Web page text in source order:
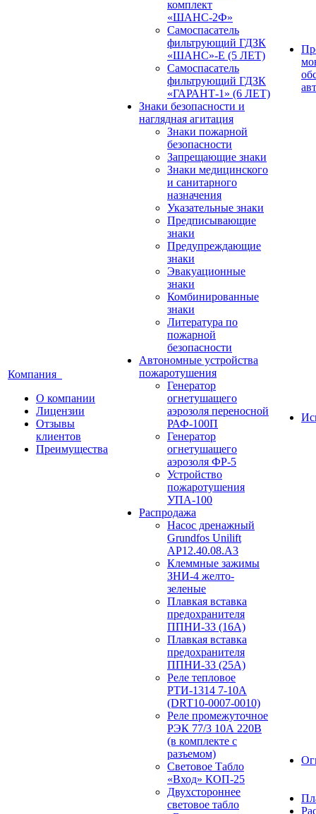
Компания
О компании
Лицензии
Отзывы
клиентов
Преимущества
комплект
«ШАНС-2Ф»
Самоспасатель
фильтрующий ГДЗК
«ШАНС»-Е (5 ЛЕТ)
Самоспасатель
фильтрующий ГДЗК
«ГАРАНТ-1» (6 ЛЕТ)
Знаки безопасности и
наглядная агитация
Знаки пожарной
безопасности
Запрещающие знаки
Знаки медицинского
и санитарного
назначения
Указательные знаки
Предписывающие
знаки
Предупреждающие
знаки
Эвакуационные
знаки
Комбинированные
знаки
Литература по
пожарной
безопасности
Автономные устройства
пожаротушения
Генератор
огнетушащего
аэрозоля переносной
РАФ-100П
Генератор
огнетушащего
аэрозоля ФР-5
Устройство
пожаротушения
УПА-100
Распродажа
Насос дренажный
Grundfos Unilift
АP12.40.08.A3
Клеммные зажимы
ЗНИ-4 желто-
зеленые
Плавкая вставка
предохранителя
ППНИ-33 (16А)
Плавкая вставка
предохранителя
ППНИ-33 (25А)
Реле тепловое
РТИ-1314 7-10А
(DRT10-0007-0010)
Реле промежуточное
РЭК 77/3 10А 220В
(в комплекте с
разъемом)
Световое Табло
«Вход» КОП-25
Двухстороннее
световое табло